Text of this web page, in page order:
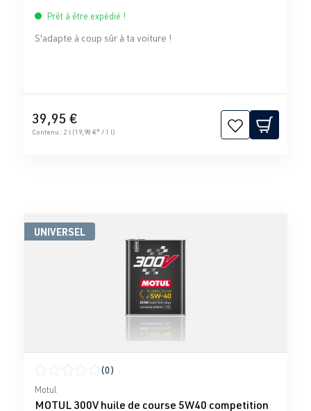
Prêt à être expédié !
S'adapte à coup sûr à ta voiture !
39,95 €
Contenu : 2 l (19,98 €* / 1 l)
UNIVERSEL
Note moyenne de 0 sur 5 étoiles
(0)
Motul
MOTUL 300V huile de course 5W40 competition